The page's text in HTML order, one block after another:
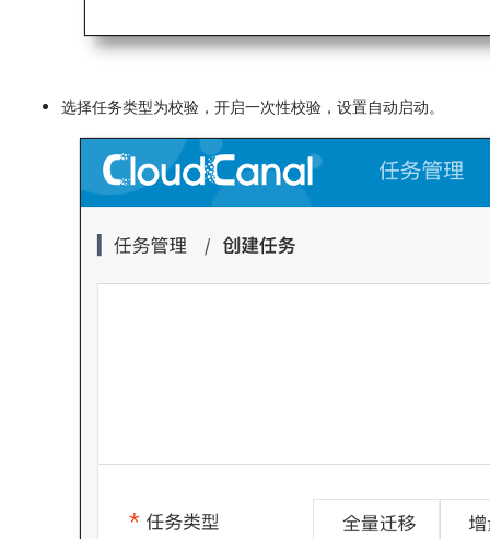
选择任务类型为校验，开启一次性校验，设置自动启动。